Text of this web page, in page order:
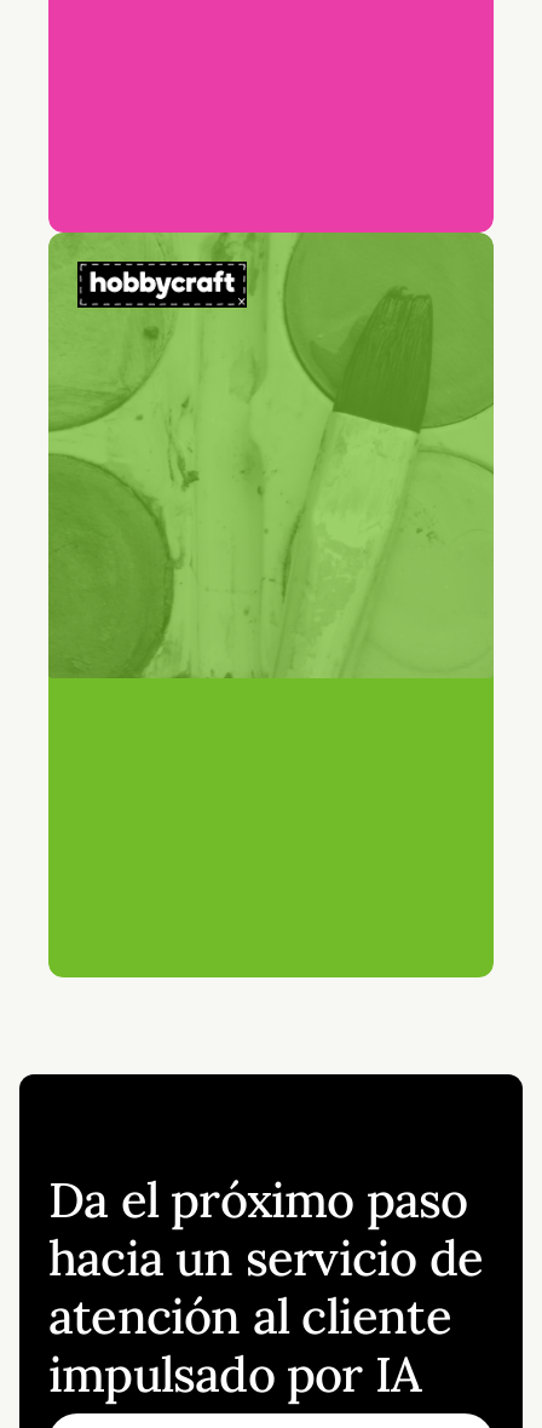
"[Freddy AI Copilot] supuso un
verdadero punto de inflexión para
Simon Birch
Responsable de Atención al Cliente, Hobbycraft
Da el próximo paso
hacia un servicio de
atención al cliente
impulsado por IA